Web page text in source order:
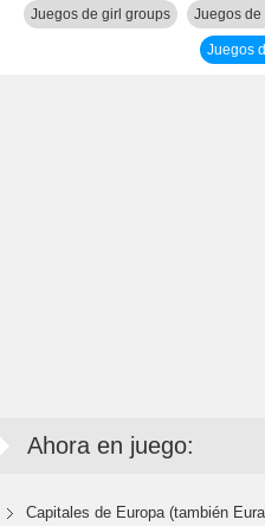
Juegos de girl groups Juegos
Juegos
Ahora en juego:
Capitales de Europa (también